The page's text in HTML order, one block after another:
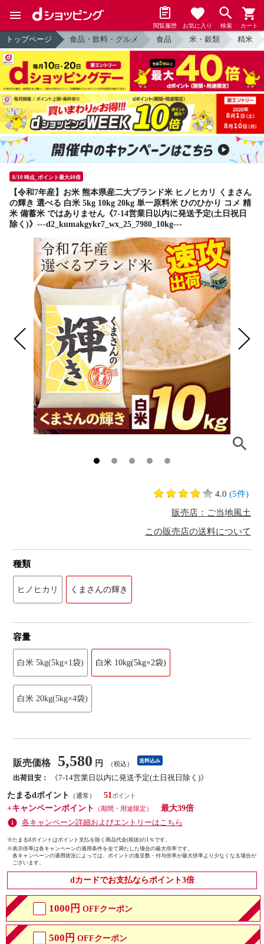
閲覧履歴 お気に入り 検索 カート
トップページ 食品・飲料・グルメ 食品 米・穀類 精米
8/10 時点_ポイント最大40倍
【令和7年産】お米 熊本県産二大ブランド米 ヒノヒカリ くまさん
の輝き 選べる 白米 5kg 10kg 20kg 単一原料米 ひのひかり コメ 精
米 備蓄米 ではありません《7-14営業日以内に発送予定(土日祝日
除く)》---d2_kumakgykr7_wx_25_7980_10kg---
4.0 (5件)
販売店：ご当地風土
この販売店の送料について
種類
ヒノヒカリ くまさんの輝き
容量
白米 5kg(5kg×1袋) 白米 10kg(5kg×2袋)
白米 20kg(5kg×4袋)
販売価格 5,580 円 （税込） 送料込み
出荷目安：
《7-14営業日以内に発送予定(土日祝日除く)》
たまるdポイント
（通常）
51
+キャンペーンポイント
（期間・用途限定）
最大39倍
各キャンペーン詳細およびエントリーはこちら
※たまるdポイントはポイント支払を除く商品代金(税抜)の1％です。
※表示倍率は各キャンペーンの適用条件を全て満たした場合の最大倍率です。
各キャンペーンの適用状況によっては、ポイントの進呈数・付与倍率が最大倍率より少なくなる場合が
ございます。
dカードでお支払ならポイント3倍
1000円 OFFクーポン
500円 OFFクーポン